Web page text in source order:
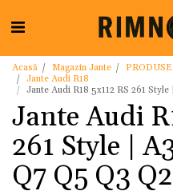
Acasă Magazin Jante
Jante Audi R18
Jante Audi R18 5x112 RS 261
Jante Audi
261 Style |
Q7 Q5 Q3